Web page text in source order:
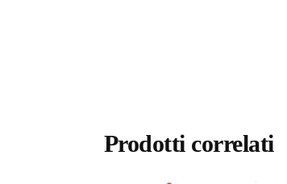
Prodotti correlati